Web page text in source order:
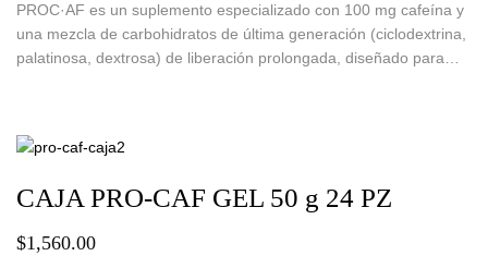
PROC·AF es un suplemento especializado con 100 mg cafeína y
una mezcla de carbohidratos de última generación (ciclodextrina,
palatinosa, dextrosa) de liberación prolongada, diseñado para…
CAJA PRO-CAF GEL 50 g 24 PZ
$1,560.00